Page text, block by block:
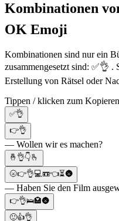
Kombinationen
OK Emoji
Kombinationen sind nur ein
zusammengesetzt sind: ✅👌
Erstellung von Rätsel oder
Tippen / klicken zum
✅👌
👉👌
— Wollen wir es machen?
🤞👌👇🫰
🌝👉👌💻📼👈⏳🌚
— Haben Sie den Film
👉👌🛌🏩🌚
🙂👍👌